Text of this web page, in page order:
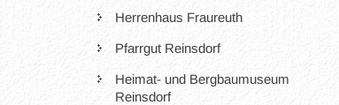
Herrenhaus Fraureuth
Pfarrgut Reinsdorf
Heimat- und Bergbaumuseum
Reinsdorf